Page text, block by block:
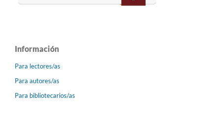
Información
Para lectores/as
Para autores/as
Para bibliotecarios/as